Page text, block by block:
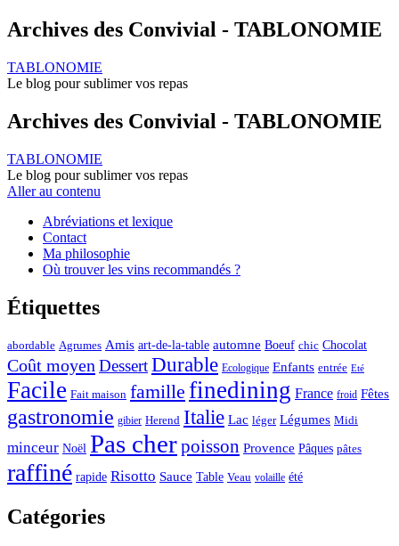
Archives des Convivial - TABLONOMIE
TABLONOMIE
Le blog pour sublimer vos repas
Archives des Convivial - TABLONOMIE
TABLONOMIE
Le blog pour sublimer vos repas
Aller au contenu
Abréviations et lexique
Contact
Ma philosophie
Où trouver les vins recommandés ?
Étiquettes
abordable Agrumes Amis art-de-la-table automne Boeuf chic Chocolat
Coût moyenDessertDurable Ecologique Enfants entrée Eté
Facile Fait maison famille finedining France froid Fêtes
gastronomie gibier Herend Italie Lac léger Légumes Midi
minceur Noël Pas cherpoisson Provence Pâques pâtes
raffiné rapide Risotto Sauce Table Veau volaille été
Catégories